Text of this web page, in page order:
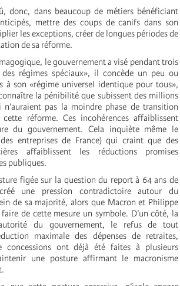
donc, dans beaucoup de métiers bénéficiant
mettre des coups de canifs dans son
les exceptions, créer de longues périodes de
de sa réforme.
le gouvernement a visé pendant trois
régimes spéciaux», il concède un peu ou
à son «régime universel identique pour tous»,
la pénibilité que subissent des millions
n’auraient pas la moindre phase de transition
réforme. Ces incohérences affaiblissent
du gouvernement. Cela inquiète même le
entreprises de France) qui craint que des
affaiblissent les réductions promises
publiques.
figée sur la question du report à 64 ans de
une pression contradictoire autour du
de sa majorité, alors que Macron et Philippe
de cette mesure un symbole. D’un côté, la
du gouvernement, le refus de tout
maximale des dépenses de retraites,
concessions ont déjà été faites à plusieurs
une posture affirmant le macronisme